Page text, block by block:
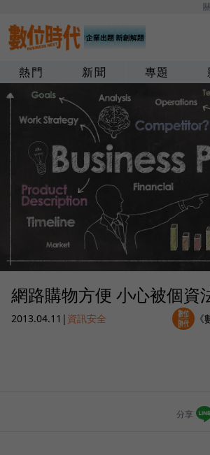
熱門 新聞 專題
網路購物方便 小心被個資
2013.04.11 | 資訊安全
分享